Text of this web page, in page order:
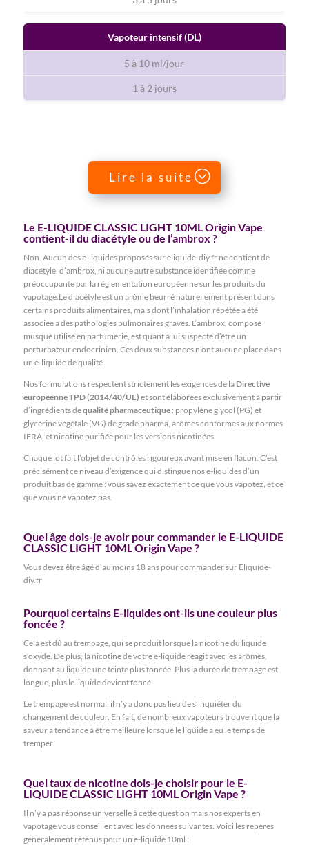
Vapoteur intensif (DL)
5 à 10 ml/jour
1 à 2 jours
Lire la suite
Le E-LIQUIDE CLASSIC LIGHT 10ML Origin Vape
contient-il du diacétyle ou de l’ambrox ?
Non. Aucun des e-liquides proposés sur eliquide-diy.fr ne contient de
diacétyle, d’ambrox, ni aucune autre substance identifiée comme
préoccupante par la réglementation européenne sur les produits du
vapotage.Le diacétyle est un arôme beurré naturellement présent dans
certains produits alimentaires, mais dont l’inhalation répétée a été
associée à des pathologies pulmonaires graves. L’ambrox, composé
musqué utilisé en parfumerie, est quant à lui suspecté d’être un
perturbateur endocrinien. Ces deux substances n’ont aucune place dans
un e-liquide de qualité.
Nos formulations respectent strictement les exigences de la Directive
européenne TPD (2014/40/UE) et sont élaborées exclusivement à partir
d’ingrédients dequalité pharmaceutique: propylène glycol (PG) et
glycérine végétale (VG) de grade pharma, arômes conformes aux normes
IFRA, et nicotine purifiée pour les versions nicotinées.
Chaque lot fait l’objet de contrôles rigoureux avant mise en flacon. C’est
précisément ce niveau d’exigence qui distingue nos e-liquides d’un
produit bas de gamme : vous savez exactement ce que vous vapotez, et ce
que vous ne vapotez pas.
Quel âge dois-je avoir pour commander le E-LIQUIDE
CLASSIC LIGHT 10ML Origin Vape ?
Vous devez être âgé d’au moins 18 ans pour commander sur Eliquide-
diy.fr
Pourquoi certains E-liquides ont-ils une couleur plus
foncée ?
Cela est dû au trempage, qui se produit lorsque la nicotine du liquide
s’oxyde. De plus, la nicotine de votre e-liquide réagit avec les arômes,
donnant au liquide une teinte plus foncée. Plus la durée de trempage est
longue, plus le liquide devient foncé.
Le trempage est normal, il n’y a donc pas lieu de s’inquiéter du
changement de couleur. En fait, de nombreux vapoteurs trouvent que la
saveur a tendance à être meilleure lorsque le liquide a eu le temps de
tremper.
Quel taux de nicotine dois-je choisir pour le E-
LIQUIDE CLASSIC LIGHT 10ML Origin Vape ?
Il n’y a pas réponse universelle à cette question mais nos experts en
vapotage vous conseillent avec les données suivantes. Voici les repères
généralement retenus pour un e-liquide 10ml :